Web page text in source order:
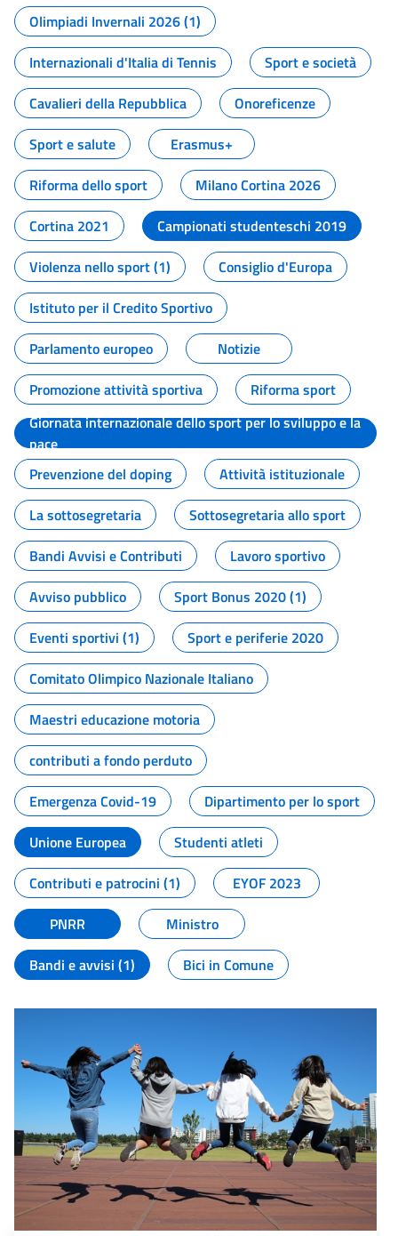
Olimpiadi Invernali 2026 (1)
Internazionali d'Italia di Tennis
Sport e società
Cavalieri della Repubblica
Onoreficenze
Sport e salute
Erasmus+
Riforma dello sport
Milano Cortina 2026
Cortina 2021
Campionati studenteschi 2019
Violenza nello sport (1)
Consiglio d'Europa
Istituto per il Credito Sportivo
Parlamento europeo
Notizie
Promozione attività sportiva
Riforma sport
Giornata internazionale dello sport per lo sviluppo e la
pace
Prevenzione del doping
Attività istituzionale
La sottosegretaria
Sottosegretaria allo sport
Bandi Avvisi e Contributi
Lavoro sportivo
Avviso pubblico
Sport Bonus 2020 (1)
Eventi sportivi (1)
Sport e periferie 2020
Comitato Olimpico Nazionale Italiano
Maestri educazione motoria
contributi a fondo perduto
Emergenza Covid-19
Dipartimento per lo sport
Unione Europea
Studenti atleti
Contributi e patrocini (1)
EYOF 2023
PNRR
Ministro
Bandi e avvisi (1)
Bici in Comune